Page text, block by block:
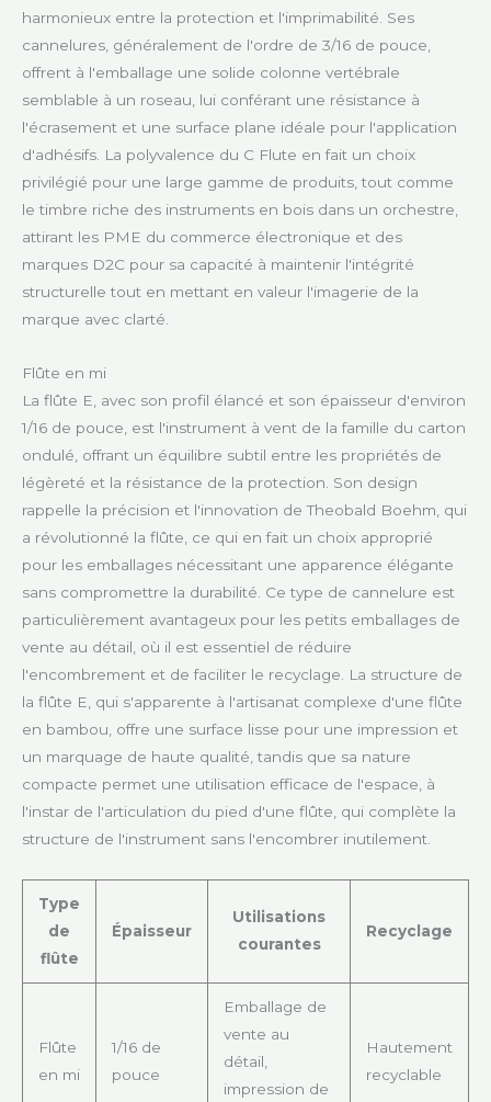
harmonieux entre la protection et l'imprimabilité. Ses
cannelures, généralement de l'ordre de 3/16 de pouce,
offrent à l'emballage une solide colonne vertébrale
semblable à un roseau, lui conférant une résistance à
l'écrasement et une surface plane idéale pour l'application
d'adhésifs. La polyvalence du C Flute en fait un choix
privilégié pour une large gamme de produits, tout comme
le timbre riche des instruments en bois dans un orchestre,
attirant les PME du commerce électronique et des
marques D2C pour sa capacité à maintenir l'intégrité
structurelle tout en mettant en valeur l'imagerie de la
marque avec clarté.
Flûte en mi
La flûte E, avec son profil élancé et son épaisseur d'environ
1/16 de pouce, est l'instrument à vent de la famille du carton
ondulé, offrant un équilibre subtil entre les propriétés de
légèreté et la résistance de la protection. Son design
rappelle la précision et l'innovation de Theobald Boehm, qui
a révolutionné la flûte, ce qui en fait un choix approprié
pour les emballages nécessitant une apparence élégante
sans compromettre la durabilité. Ce type de cannelure est
particulièrement avantageux pour les petits emballages de
vente au détail, où il est essentiel de réduire
l'encombrement et de faciliter le recyclage. La structure de
la flûte E, qui s'apparente à l'artisanat complexe d'une flûte
en bambou, offre une surface lisse pour une impression et
un marquage de haute qualité, tandis que sa nature
compacte permet une utilisation efficace de l'espace, à
l'instar de l'articulation du pied d'une flûte, qui complète la
structure de l'instrument sans l'encombrer inutilement.
Type
de
flûte
Épaisseur
Utilisations
courantes
Recyclage
Flûte
en mi
1/16 de
pouce
Emballage de
vente au
détail,
impression de
Hautement
recyclable